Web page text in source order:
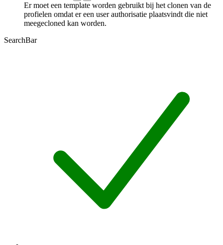
Er moet een template worden gebruikt bij het clonen van de
profielen omdat er een user authorisatie plaatsvindt die niet
meegecloned kan worden.
SearchBar